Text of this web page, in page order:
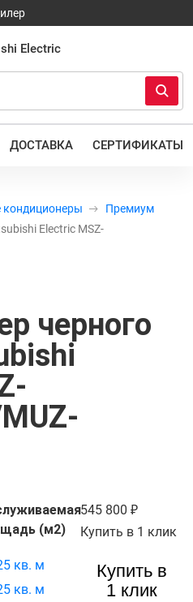
ДОСТАВКА СЕРТИФИКАТЫ
кондиционеры
Премиум
Electric MSZ-
черного
545 800
Купить в 1 клик
Купить в
1 клик
(м2)
кв. м
кв. м